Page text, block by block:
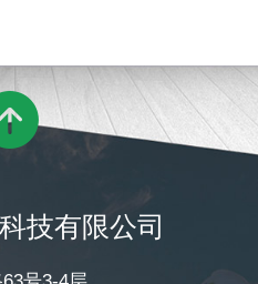
技有限公司